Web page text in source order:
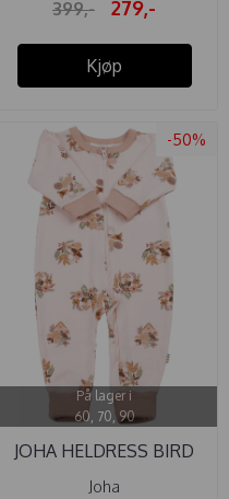
399,- 279,-
Kjøp
-50%
På lager i
60, 70, 90
JOHA HELDRESS BIRD
HOUSE ...
Joha